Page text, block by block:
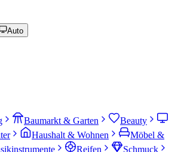
Auto
Baumarkt & Garten
Beauty
Haushalt & Wohnen
Möbel &
Reifen
Schmuck